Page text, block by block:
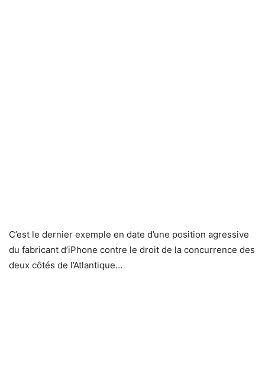
C’est le dernier exemple en date d’une position agressive
du fabricant d’iPhone contre le droit de la concurrence des
deux côtés de l’Atlantique…